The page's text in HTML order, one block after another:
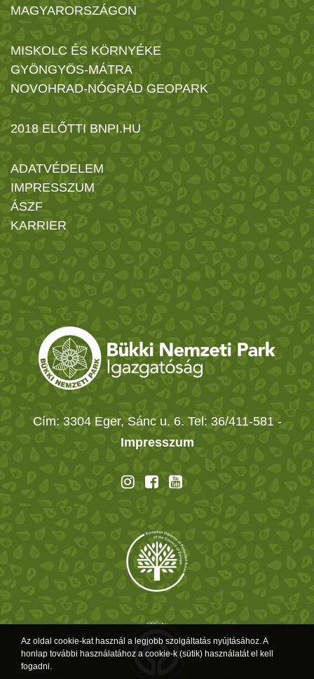
MAGYARORSZÁGON
MISKOLC ÉS KÖRNYÉKE
GYÖNGYÖS-MÁTRA
NOVOHRAD-NÓGRÁD GEOPARK
2018 ELŐTTI BNPI.HU
ADATVÉDELEM
IMPRESSZUM
ÁSZF
KARRIER
Cím: 3304 Eger, Sánc u. 6. Tel: 36/411-581 -
Impresszum
Az oldal cookie-kat használ a legjobb szolgáltatás nyújtásához. A
honlap további használatához a cookie-k (sütik) használatát el kell
fogadni.